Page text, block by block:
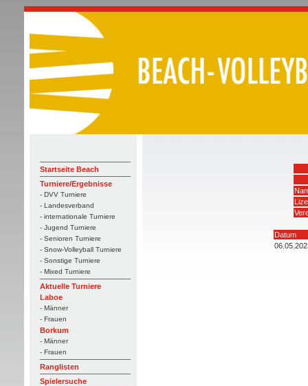
Startseite Beach
Turniere/Ergebnisse
- DVV Turniere
- Landesverband
- internationale Turniere
- Jugend Turniere
- Senioren Turniere
- Snow-Volleyball Turniere
- Sonstige Turniere
- Mixed Turniere
Aktuelle Turniere
Laboe
- Männer
- Frauen
Borkum
- Männer
- Frauen
Ranglisten
Spielersuche
Datum